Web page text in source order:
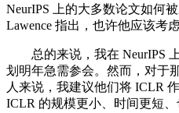
NeurIPS 上的大多数论文如何
Lawence 指出，也许他应该考
总的来说，我在 NeurIPS
划明年急需参会。然而，对于
人来说，我建议他们将 ICLR
ICLR 的规模更小、时间更短